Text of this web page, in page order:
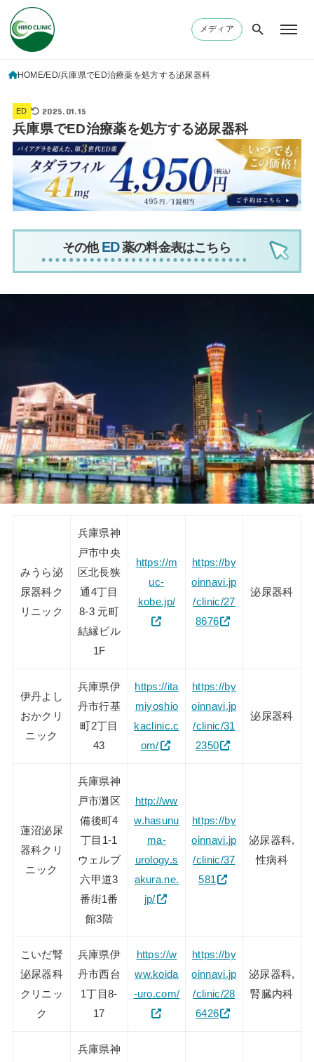
メディア
HOME ED 兵庫県でED治療薬を処方する泌尿器科
ED 2025.01.15
兵庫県でED治療薬を処方する泌尿器科
その他 薬の料金表はこちら
みうら泌
尿器科ク
リニック
兵庫県神
戸市中央
区北長狭
通4丁目
8-3 元町
結縁ビル
1F
https://m
uc-
kobe.jp/
https://by
oinnavi.jp
/clinic/27
8676
泌尿器科
伊丹よし
おかクリ
ニック
兵庫県伊
丹市行基
町2丁目
43
https://ita
miyoshio
kaclinic.c
om/
https://by
oinnavi.jp
/clinic/31
2350
泌尿器科
蓮沼泌尿
器科クリ
ニック
兵庫県神
戸市灘区
備後町4
丁目1-1
ウェルブ
六甲道3
番街1番
館3階
http://ww
w.hasunu
ma-
urology.s
akura.ne.
jp/
https://by
oinnavi.jp
/clinic/37
581
泌尿器科,
性病科
こいだ腎
泌尿器科
クリニッ
ク
兵庫県伊
丹市西台
1丁目8-
17
https://w
ww.koida
-uro.com/
https://by
oinnavi.jp
/clinic/28
6426
泌尿器科,
腎臓内科
兵庫県神